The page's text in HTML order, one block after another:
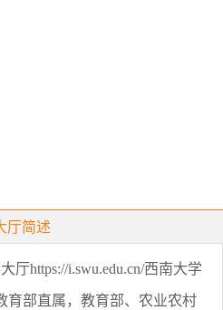
厅简述
https://i.swu.edu.cn/西南大学
育部直属，教育部、农业农村